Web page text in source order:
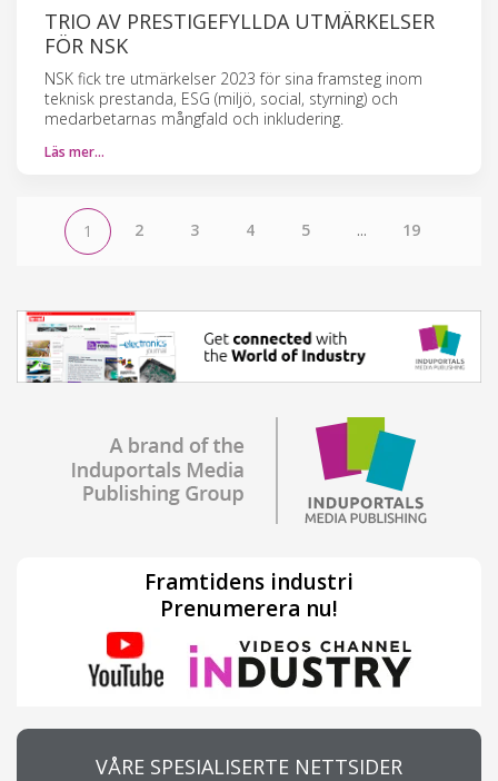
TRIO AV PRESTIGEFYLLDA UTMÄRKELSER
FÖR NSK
NSK fick tre utmärkelser 2023 för sina framsteg inom
teknisk prestanda, ESG (miljö, social, styrning) och
medarbetarnas mångfald och inkludering.
Läs mer…
1 2 3 4 5 ... 19
Framtidens industri
Prenumerera nu!
VÅRE SPESIALISERTE NETTSIDER